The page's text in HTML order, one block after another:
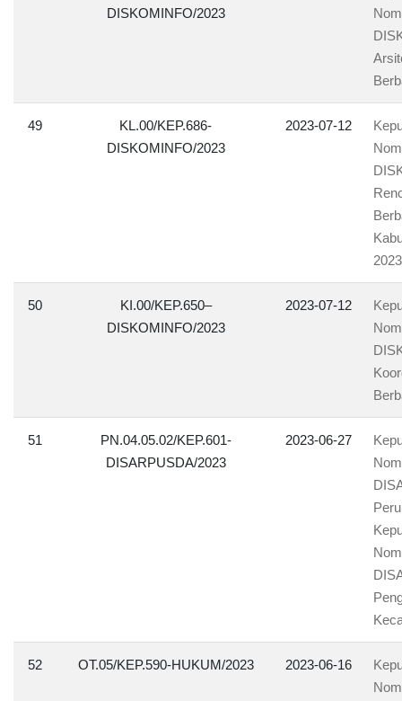
DISKOMINFO/2023
49
KL.00/KEP.686-
DISKOMINFO/2023
2023-07-12
50
KI.00/KEP.650–
DISKOMINFO/2023
2023-07-12
51
PN.04.05.02/KEP.601-
DISARPUSDA/2023
2023-06-27
52 OT.05/KEP.590-HUKUM/2023 2023-06-16